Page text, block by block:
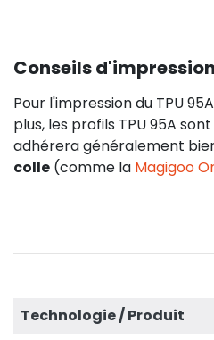
Conseils
Pour l'impression du TPU
plus, les profils TPU 95A
adhérera généralement
colle (comme la Magigoo
Technologie / Produit